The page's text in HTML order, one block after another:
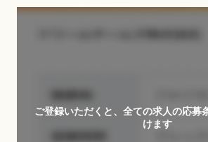
ご登録いただくと、全ての求人の応募
けます